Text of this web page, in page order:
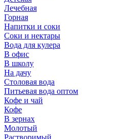
Лечебная
Горная
Напитки и соки
Соки и нектары
Вода для кулера
В офис
В школу
На дачу
Столовая вода
Питьевая вода оптом
Кофе и чай
Кофе
В зернах
Молотый
Растворимый